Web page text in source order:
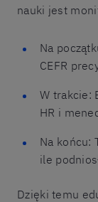
nauki jest
Na
CEFR
W trakcie:
HR i
Na końcu:
ile
Dzięki temu